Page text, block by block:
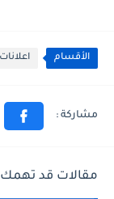
الأقسام
مقالات قد تهمك